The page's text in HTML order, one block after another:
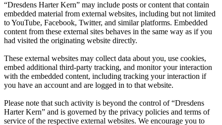
“Dresdens Harter Kern” may include posts or content that contain
embedded material from external websites, including but not limited
to YouTube, Facebook, Twitter, and similar platforms. Embedded
content from these external sites behaves in the same way as if you
had visited the originating website directly.
These external websites may collect data about you, use cookies,
embed additional third-party tracking, and monitor your interaction
with the embedded content, including tracking your interaction if
you have an account and are logged in to that website.
Please note that such activity is beyond the control of “Dresdens
Harter Kern” and is governed by the privacy policies and terms of
service of the respective external websites. We encourage you to